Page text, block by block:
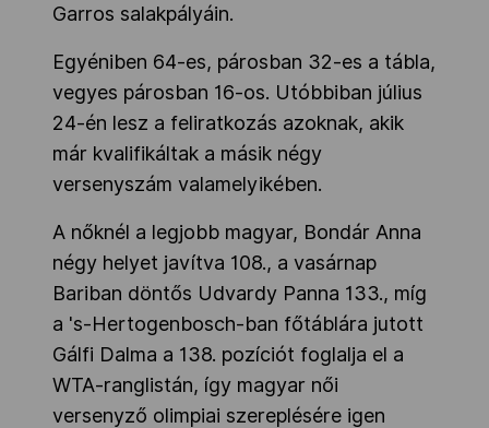
Garros salakpályáin.
Egyéniben 64-es, párosban 32-es a tábla,
vegyes párosban 16-os. Utóbbiban július
24-én lesz a feliratkozás azoknak, akik
már kvalifikáltak a másik négy
versenyszám valamelyikében.
A nőknél a legjobb magyar, Bondár Anna
négy helyet javítva 108., a vasárnap
Bariban döntős Udvardy Panna 133., míg
a 's-Hertogenbosch-ban főtáblára jutott
Gálfi Dalma a 138. pozíciót foglalja el a
WTA-ranglistán, így magyar női
versenyző olimpiai szereplésére igen